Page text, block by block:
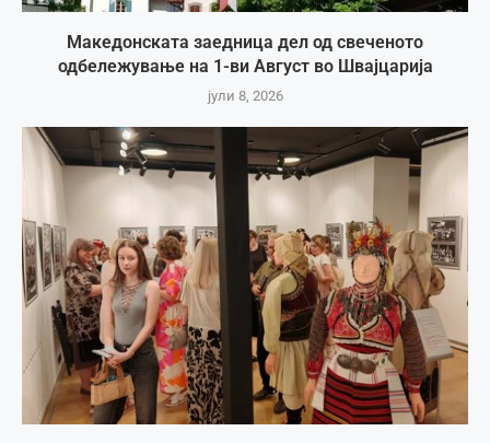
Македонската заедница дел од свеченото
одбележување на 1-ви Август во Швајцарија
јули 8, 2026